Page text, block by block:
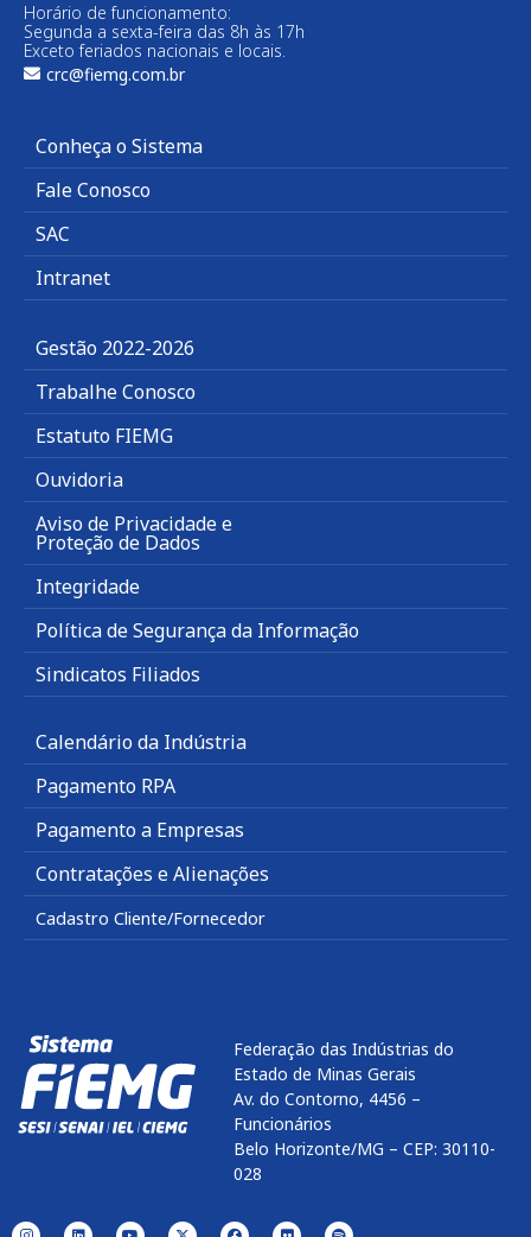
Horário de funcionamento:
Segunda a sexta-feira das 8h às 17h
Exceto feriados nacionais e locais.
crc@fiemg.com.br
Conheça o Sistema
Fale Conosco
SAC
Intranet
Gestão 2022-2026
Trabalhe Conosco
Estatuto FIEMG
Ouvidoria
Aviso de Privacidade e
Proteção de Dados
Integridade
Política de Segurança da Informação
Sindicatos Filiados
Calendário da Indústria
Pagamento RPA
Pagamento a Empresas
Contratações e Alienações
Cadastro Cliente/Fornecedor
Federação das Indústrias do
Estado de Minas Gerais
Av. do Contorno, 4456 –
Funcionários
Belo Horizonte/MG – CEP: 30110-
028